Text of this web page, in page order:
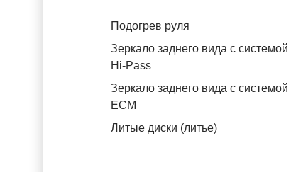
Подогрев руля
Зеркало заднего вида с системой
Hi-Pass
Зеркало заднего вида с системой
ЕСМ
Литые диски (литье)